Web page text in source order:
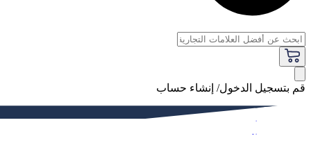
قم بتسجيل الدخول/ إنشاء حساب
فاخر
النساء
الرجال